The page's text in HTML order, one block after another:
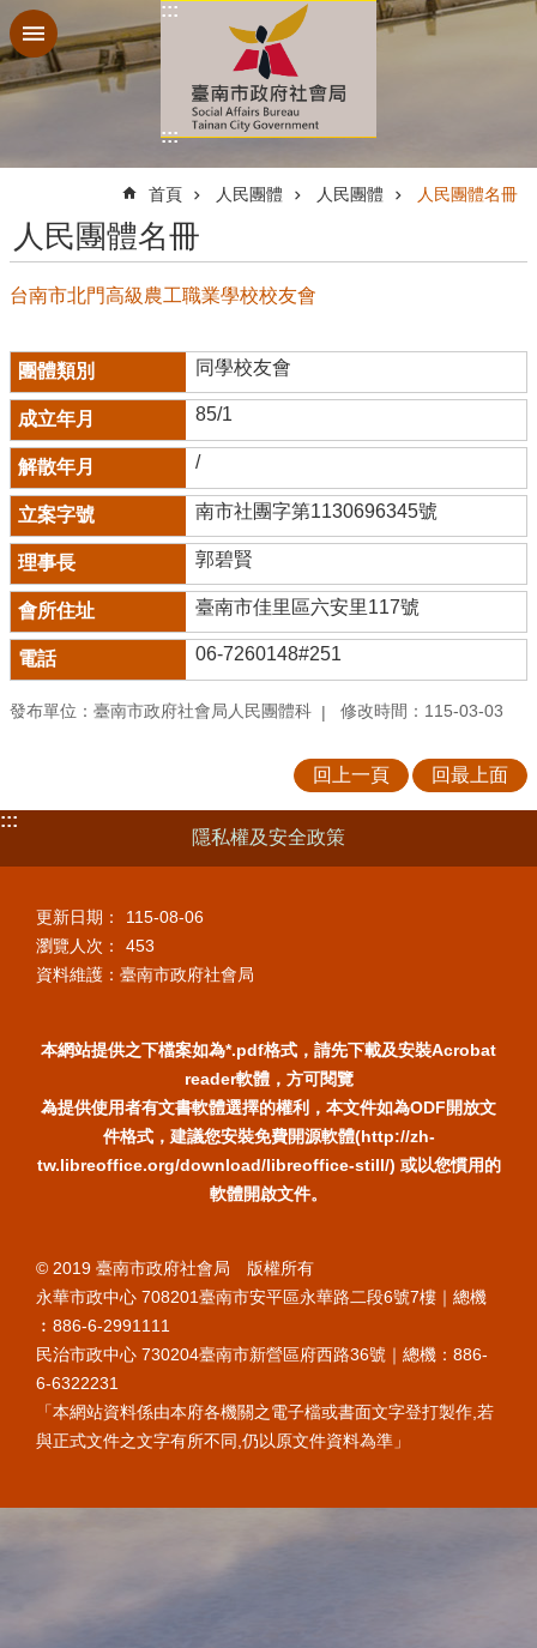
跳到主要內容區塊
:::
:::
首頁 人民團體 人民團體 人民團體名冊
人民團體名冊
台南市北門高級農工職業學校校友會
同學校友會
85/1
/
南市社團字第1130696345號
郭碧賢
臺南市佳里區六安里117號
06-7260148#251
發布單位：臺南市政府社會局人民團體科 修改時間：115-03-03
回上一頁 回最上面
:::
隱私權及安全政策
更新日期：
115-08-06
瀏覽人次：
453
資料維護：臺南市政府社會局
本網站提供之下檔案如為*.pdf格式，請先下載及安裝Acrobat
reader軟體，方可閱覽
為提供使用者有文書軟體選擇的權利，本文件如為ODF開放文
件格式，建議您安裝免費開源軟體(http://zh-
tw.libreoffice.org/download/libreoffice-still/) 或以您慣用的
軟體開啟文件。
© 2019 臺南市政府社會局 版權所有
永華市政中心 708201臺南市安平區永華路二段6號7樓｜總機
︰886-6-2991111
民治市政中心 730204臺南市新營區府西路36號｜總機：886-
6-6322231
「本網站資料係由本府各機關之電子檔或書面文字登打製作,若
與正式文件之文字有所不同,仍以原文件資料為準」